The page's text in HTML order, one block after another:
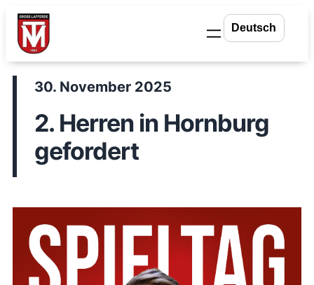
Zum
Inhalt
springen
30. November 2025
2. Herren in Hornburg
gefordert